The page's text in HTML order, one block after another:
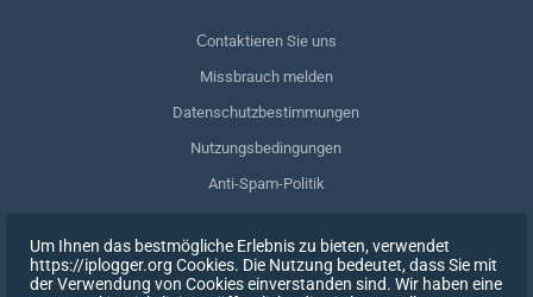
Сontaktieren Sie uns
Missbrauch melden
Datenschutzbestimmungen
Nutzungsbedingungen
Anti-Spam-Politik
Meine Daten löschen
Zustimmung zurückziehen
Um Ihnen das bestmögliche Erlebnis zu bieten, verwendet
https://iplogger.org Cookies. Die Nutzung bedeutet, dass Sie mit
der Verwendung von Cookies einverstanden sind. Wir haben eine